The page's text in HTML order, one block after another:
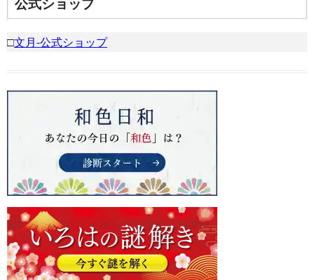
□文月-公式ショップ